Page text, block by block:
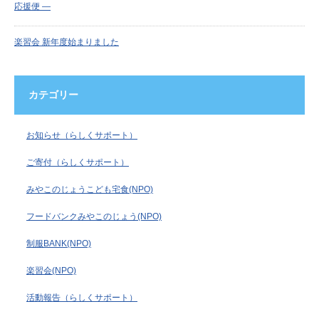
応援便 ―
楽習会 新年度始まりました
カテゴリー
お知らせ（らしくサポート）
ご寄付（らしくサポート）
みやこのじょうこども宅食(NPO)
フードバンクみやこのじょう(NPO)
制服BANK(NPO)
楽習会(NPO)
活動報告（らしくサポート）